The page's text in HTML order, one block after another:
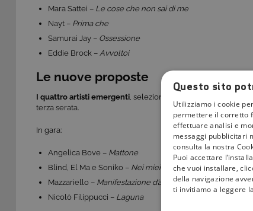
Mara Sattei – Le cose che non sai di me
Nayt – Prima che
Samurai Jay – Ossessione
Eddie Brock – Avvoltoi
Le nuove proposte
I quattro artisti emergenti, selezionati attraverso “
terza serata.
In gara:
Angelica Bove – Mattone
Blind, El Ma e Soniko – Nei miei DM
Mazzariello – Manifestazione d’amore
Nicolò Filippucci – Laguna
Questo sito
Utilizziamo i cookie
permettere il corretto
effettuare analisi e
messaggi pubblicitari
consulta la nostra
Puoi accettare
che vuoi installare,
della navigazione
ti invitiamo a leggere